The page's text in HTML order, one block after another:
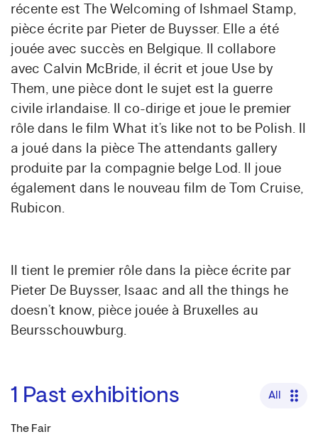
récente est The Welcoming of Ishmael Stamp,
pièce écrite par Pieter de Buysser. Elle a été
jouée avec succès en Belgique. Il collabore
avec Calvin McBride, il écrit et joue Use by
Them, une pièce dont le sujet est la guerre
civile irlandaise. Il co-dirige et joue le premier
rôle dans le film What it’s like not to be Polish. Il
a joué dans la pièce The attendants gallery
produite par la compagnie belge Lod. Il joue
également dans le nouveau film de Tom Cruise,
Rubicon.
Il tient le premier rôle dans la pièce écrite par
Pieter De Buysser, Isaac and all the things he
doesn’t know, pièce jouée à Bruxelles au
Beursschouwburg.
1 Past exhibitions All
The Fair